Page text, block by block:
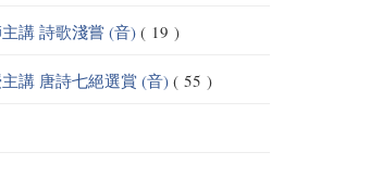
講 詩歌淺嘗 (音)( 19 )
講 唐詩七絕選賞 (音) ( 55 )